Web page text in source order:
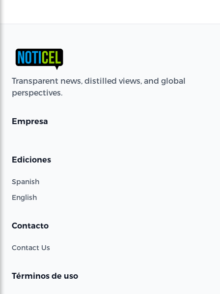
Transparent news, distilled views, and global
perspectives.
Empresa
Ediciones
Spanish
English
Contacto
Contact Us
Términos de uso